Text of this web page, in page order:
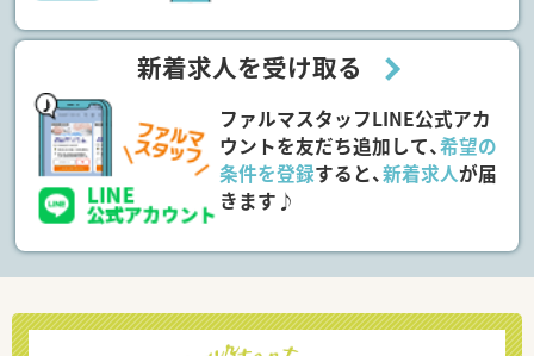
新着求人を受け取る
ファルマスタッフLINE公式アカ
ウントを友だち追加して、希望の
条件を登録すると、新着求人が届
きます♪